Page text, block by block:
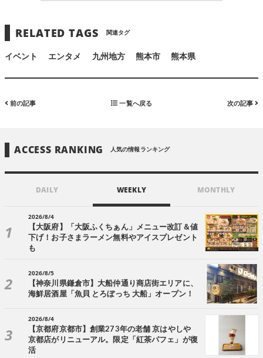
RELATED TAGS 関連タグ
イベント エンタメ 九州地方 熊本市 熊本県
前の記事 一覧へ戻る 次の記事
ACCESS RANKING 人気の情報ランキング
DAILY WEEKLY MONTHLY
2026/8/4
【大阪府】「大阪ふくちぁん」メニュー改訂＆値
下げ！お子さまラーメン無料やアイスプレゼント
も
2026/8/5
【神奈川県鎌倉市】大船仲通り商店街エリアに、
海鮮居酒屋「魚貝 とろぼっち 大船」オープン！
2026/8/4
【京都府京都市】創業273年の老舗 京はやしや
京都店がリニューアル。限定「紅茶パフェ」が復
活